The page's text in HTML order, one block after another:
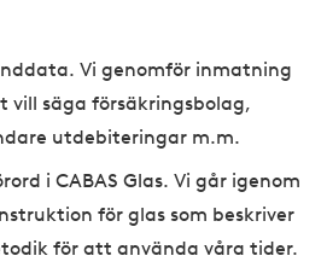
Vi genomför inmatning
vill säga försäkringsbolag,
utdebiteringar m.m.
i CABAS Glas. Vi går igenom
för glas som beskriver
för att använda våra tider.